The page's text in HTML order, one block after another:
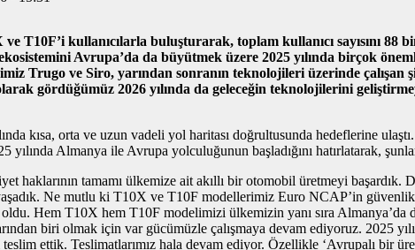
T10F’i kullanıcılarla buluşturarak, toplam kullanıcı sayısını 88
Avrupa’da da büyütmek üzere 2025 yılında birçok
Trugo ve Siro, yarından sonranın teknolojileri üzerinde çalışan
gördüğümüz 2026 yılında da geleceğin teknolojilerini
kısa, orta ve uzun vadeli yol haritası doğrultusunda hedeflerine
yılında Almanya ile Avrupa yolculuğunun başladığını hatırlatarak,
haklarının tamamı ülkemize ait akıllı bir otomobil üretmeyi
Ne mutlu ki T10X ve T10F modellerimiz Euro NCAP’in güvenlik
Hem T10X hem T10F modelimizi ülkemizin yanı sıra Almanya’da
biri olmak için var gücümüzle çalışmaya devam ediyoruz. 2025
teslim ettik. Teslimatlarımız hala devam ediyor. Özellikle ‘Avrupalı bir